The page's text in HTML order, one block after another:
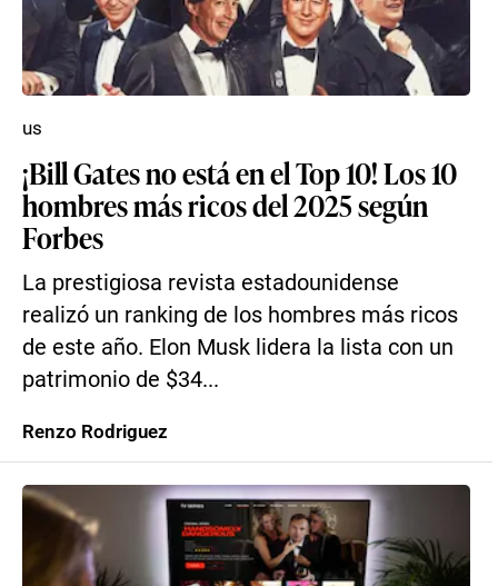
¡Bill Gates no está en el Top 10! Los 10
hombres más ricos del 2025 según
Forbes
La prestigiosa revista estadounidense
realizó un ranking de los hombres más ricos
de este año. Elon Musk lidera la lista con un
patrimonio de $34...
us
Renzo Rodriguez